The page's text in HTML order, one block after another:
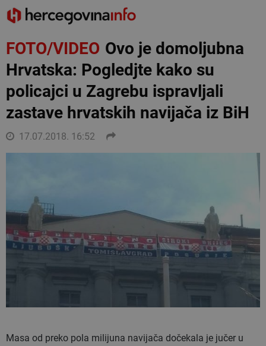
FOTO/VIDEOOvo je domoljubna
Hrvatska: Pogledjte kako su
policajci u Zagrebu ispravljali
zastave hrvatskih navijača iz BiH
17.07.2018. 16:52
Masa od preko pola milijuna navijača dočekala je jučer u